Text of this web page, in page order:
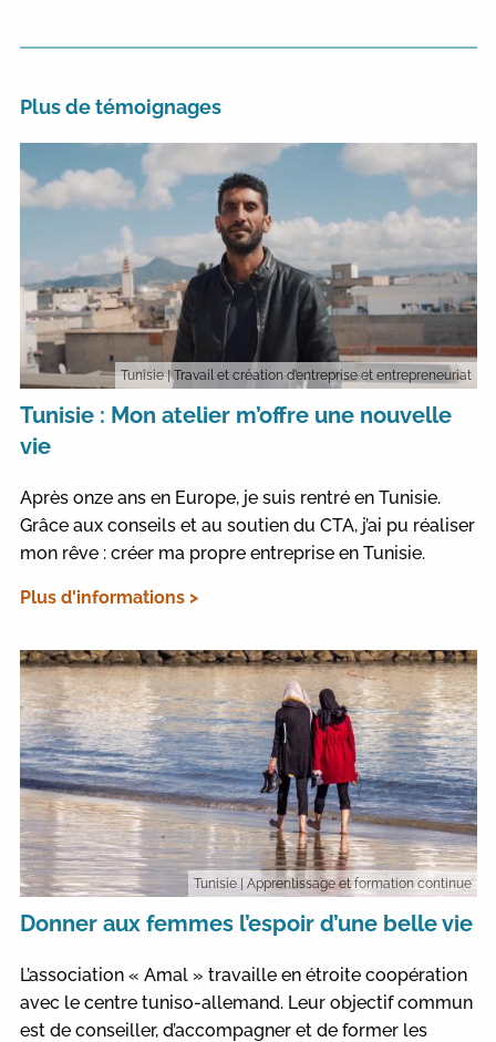
Plus de témoignages
Tunisie| Travail et création d’entreprise et entrepreneuriat
Tunisie : Mon atelier m’offre une nouvelle
vie
Après onze ans en Europe, je suis rentré en Tunisie.
Grâce aux conseils et au soutien du CTA, j’ai pu réaliser
mon rêve : créer ma propre entreprise en Tunisie.
Plus d'informations >
Tunisie | Apprentissage et formation continue
Donner aux femmes l’espoir d’une belle vie
L’association « Amal » travaille en étroite coopération
avec le centre tuniso-allemand. Leur objectif commun
est de conseiller, d’accompagner et de former les